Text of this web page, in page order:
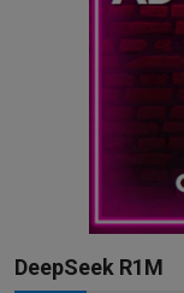
DeepSeek R1M